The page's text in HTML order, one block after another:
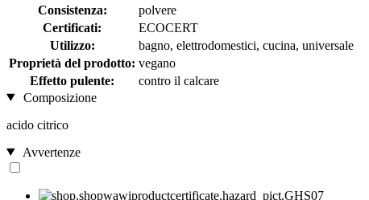
Consistenza:
polvere
Certificati:
ECOCERT
Utilizzo:
bagno, elettrodomestici, cucina, universale
Proprietà del prodotto: vegano
Effetto pulente:
contro il calcare
Composizione
acido citrico
Avvertenze